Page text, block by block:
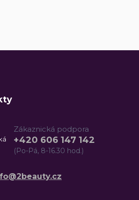
Zákaznická podpora
+420 606 147 142
(Po-Pá, 8-16.30 hod.)